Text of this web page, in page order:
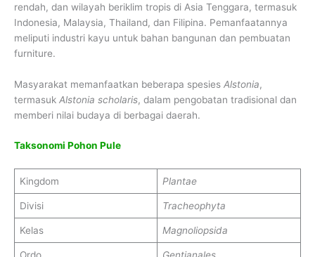
rendah, dan wilayah beriklim tropis di Asia Tenggara, termasuk
Indonesia, Malaysia, Thailand, dan Filipina. Pemanfaatannya
meliputi industri kayu untuk bahan bangunan dan pembuatan
furniture.
Masyarakat memanfaatkan beberapa spesies Alstonia,
termasuk Alstonia scholaris, dalam pengobatan tradisional dan
memberi nilai budaya di berbagai daerah.
Taksonomi Pohon Pule
Kingdom Plantae
Divisi Tracheophyta
Kelas Magnoliopsida